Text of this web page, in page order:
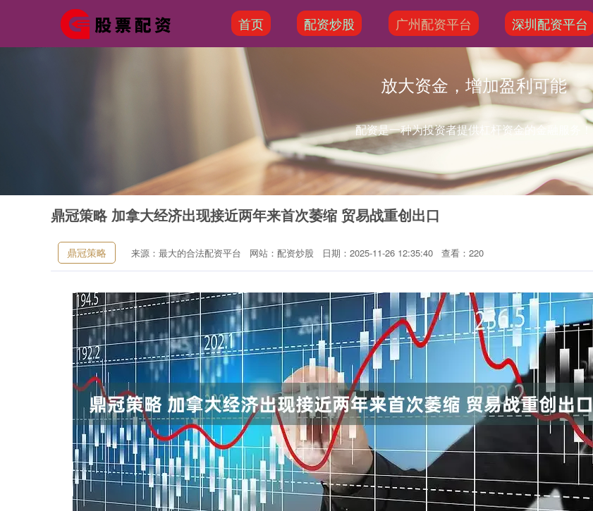
首页 配资炒股 广州配资平台 深圳配资平台
放大资金，增加盈利可能
配资是一种为投资者提供杠杆资金的金融服务！
鼎冠策略 加拿大经济出现接近两年来首次萎缩 贸易战重创出口
鼎冠策略 来源：最大的合法配资平台 网站：配资炒股 日期：2025-11-26 12:35:40 查看：220